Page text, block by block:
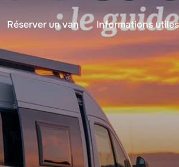
Réserver un van Informations utiles